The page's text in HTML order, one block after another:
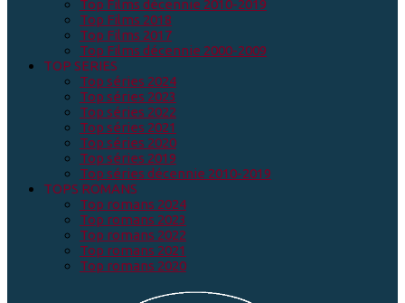
Top Films décennie 2010-2019
Top Films 2018
Top Films 2017
Top Films décennie 2000-2009
TOP SERIES
Top séries 2024
Top séries 2023
Top séries 2022
Top séries 2021
Top séries 2020
Top séries 2019
Top séries décennie 2010-2019
TOPS ROMANS
Top romans 2024
Top romans 2023
Top romans 2022
Top romans 2021
Top romans 2020